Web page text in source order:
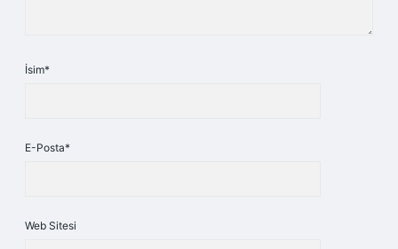
İsim*
E-Posta*
Web Sitesi